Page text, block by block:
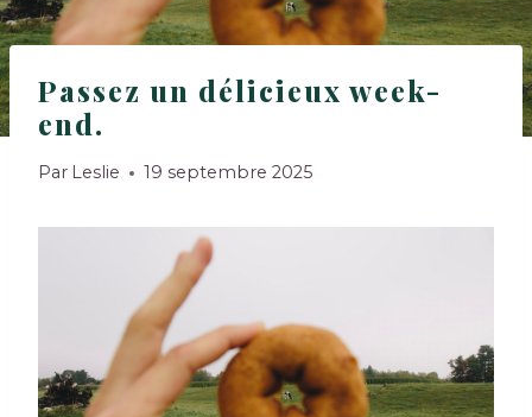
Passez un délicieux week-
end.
Par Leslie 19 septembre 2025